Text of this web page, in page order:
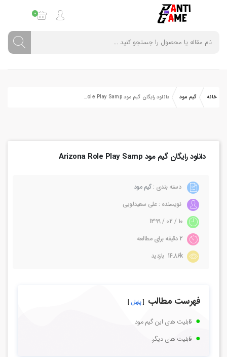
0
خانه گیم مود دانلود رایگان گیم مود Arizona Role Play Samp
دانلود رایگان گیم مود Arizona Role Play Samp
دسته بندی :گیم مود
نویسنده : علی سعیدلویی
14.86k بازدید
فهرست مطالب پنهان
قابلیت های این گیم مود
قابلیت های دیگر: